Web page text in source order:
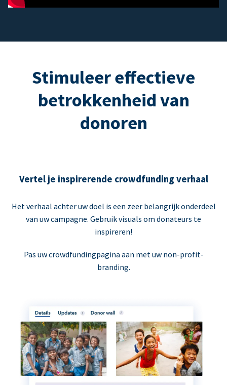
Stimuleer effectieve
betrokkenheid van
donoren
Vertel je inspirerende crowdfunding verhaal
Het verhaal achter uw doel is een zeer belangrijk onderdeel
van uw campagne. Gebruik visuals om donateurs te
inspireren!
Pas uw crowdfundingpagina aan met uw non-profit-
branding.